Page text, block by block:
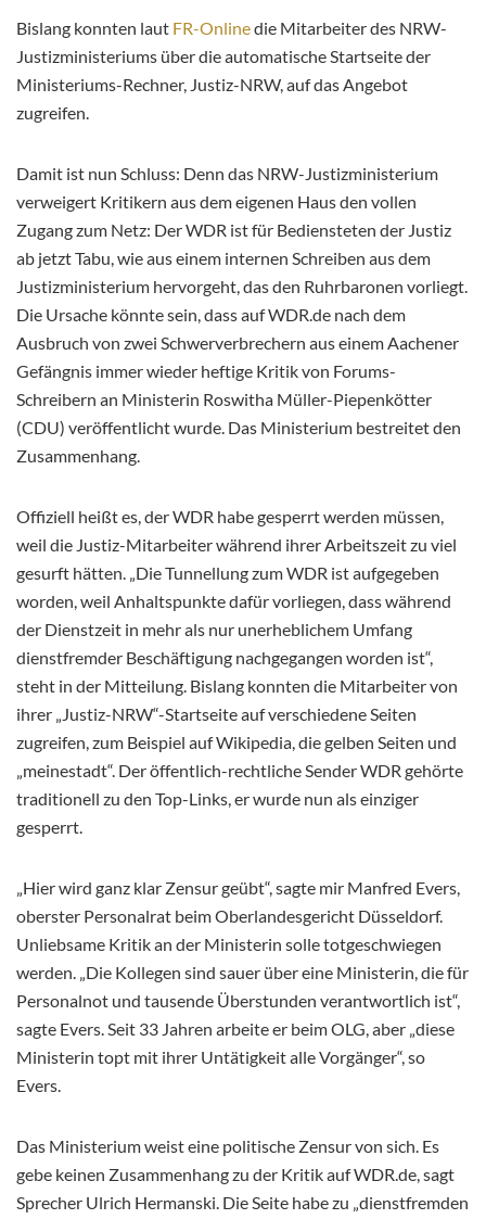
Bislang konnten laut FR-Onlinedie Mitarbeiter des NRW-
Justizministeriums über die automatische Startseite der
Ministeriums-Rechner, Justiz-NRW, auf das Angebot
zugreifen.
Damit ist nun Schluss: Denn das NRW-Justizministerium
verweigert Kritikern aus dem eigenen Haus den vollen
Zugang zum Netz: Der WDR ist für Bediensteten der Justiz
ab jetzt Tabu, wie aus einem internen Schreiben aus dem
Justizministerium hervorgeht, das den Ruhrbaronen vorliegt.
Die Ursache könnte sein, dass auf WDR.de nach dem
Ausbruch von zwei Schwerverbrechern aus einem Aachener
Gefängnis immer wieder heftige Kritik von Forums-
Schreibern an Ministerin Roswitha Müller-Piepenkötter
(CDU) veröffentlicht wurde. Das Ministerium bestreitet den
Zusammenhang.
Offiziell heißt es, der WDR habe gesperrt werden müssen,
weil die Justiz-Mitarbeiter während ihrer Arbeitszeit zu viel
gesurft hätten. „Die Tunnellung zum WDR ist aufgegeben
worden, weil Anhaltspunkte dafür vorliegen, dass während
der Dienstzeit in mehr als nur unerheblichem Umfang
dienstfremder Beschäftigung nachgegangen worden ist“,
steht in der Mitteilung. Bislang konnten die Mitarbeiter von
ihrer „Justiz-NRW“-Startseite auf verschiedene Seiten
zugreifen, zum Beispiel auf Wikipedia, die gelben Seiten und
„meinestadt“. Der öffentlich-rechtliche Sender WDR gehörte
traditionell zu den Top-Links, er wurde nun als einziger
gesperrt.
„Hier wird ganz klar Zensur geübt“, sagte mir Manfred Evers,
oberster Personalrat beim Oberlandesgericht Düsseldorf.
Unliebsame Kritik an der Ministerin solle totgeschwiegen
werden. „Die Kollegen sind sauer über eine Ministerin, die für
Personalnot und tausende Überstunden verantwortlich ist“,
sagte Evers. Seit 33 Jahren arbeite er beim OLG, aber „diese
Ministerin topt mit ihrer Untätigkeit alle Vorgänger“, so
Evers.
Das Ministerium weist eine politische Zensur von sich. Es
gebe keinen Zusammenhang zu der Kritik auf WDR.de, sagt
Sprecher Ulrich Hermanski. Die Seite habe zu „dienstfremden